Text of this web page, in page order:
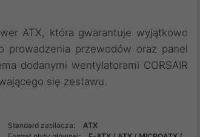
ATX, która gwarantuje wyjątkowo
prowadzenia przewodów oraz panel
dodanymi wentylatorami CORSAIR
się zestawu.
Standard zasilacza:
ATX